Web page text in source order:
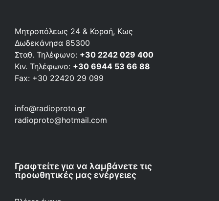
Μητροπόλεως 24 & Κοραή, Κως
Δωδεκάνησα 85300
Σταθ. Τηλέφωνο: +30 2242 029 400
Κιν. Τηλέφωνο: +30 6944 53 66 88
Fax: +30 22420 29 099
info@radioproto.gr
radioproto@hotmail.com
Γραφτείτε για να λαμβάνετε τις
προωθητικές μας ενέργειες